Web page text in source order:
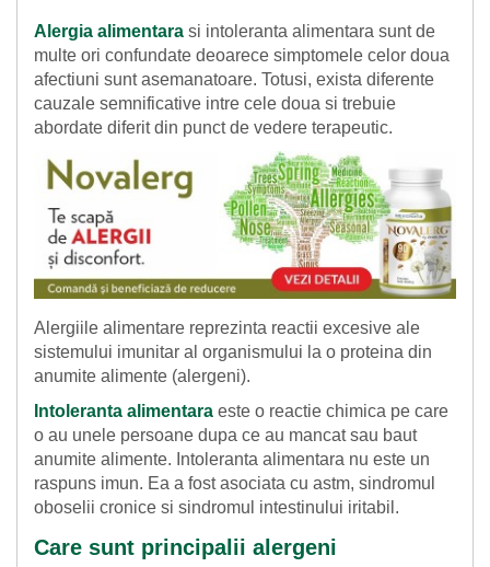
Alergia alimentara si intoleranta alimentara sunt de
multe ori confundate deoarece simptomele celor doua
afectiuni sunt asemanatoare. Totusi, exista diferente
cauzale semnificative intre cele doua si trebuie
abordate diferit din punct de vedere terapeutic.
Alergiile alimentare reprezinta reactii excesive ale
sistemului imunitar al organismului la o proteina din
anumite alimente (alergeni).
Intoleranta alimentara este o reactie chimica pe care
o au unele persoane dupa ce au mancat sau baut
anumite alimente. Intoleranta alimentara nu este un
raspuns imun. Ea a fost asociata cu astm, sindromul
oboselii cronice si sindromul intestinului iritabil.
Care sunt principalii alergeni